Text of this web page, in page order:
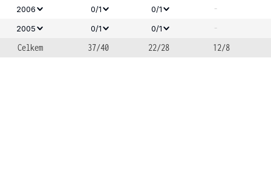
2006
0/1 0/1 -
2005 0/1 0/1
-
Celkem
37/40 22/28 12/8